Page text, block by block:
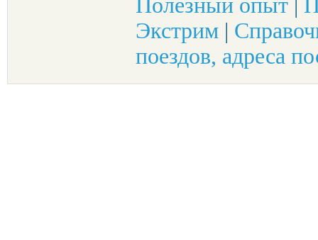
Полезный опыт
Экстрим |
поездов, адреса